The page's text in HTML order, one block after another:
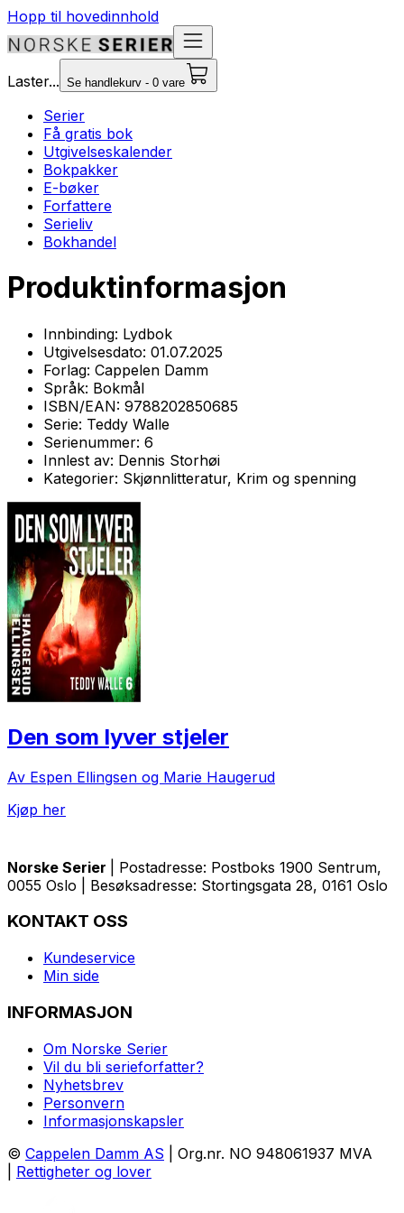
Hopp til hovedinnhold
Laster... Se handlekurv - 0 vare
Serier
Få gratis bok
Utgivelseskalender
Bokpakker
E-bøker
Forfattere
Serieliv
Bokhandel
Produktinformasjon
Innbinding: Lydbok
Utgivelsesdato: 01.07.2025
Forlag: Cappelen Damm
Språk: Bokmål
ISBN/EAN: 9788202850685
Serie: Teddy Walle
Serienummer: 6
Innlest av: Dennis Storhøi
Kategorier: Skjønnlitteratur, Krim og spenning
Den som lyver stjeler
Av Espen Ellingsen og Marie Haugerud
Kjøp her
Norske Serier
| Postadresse: Postboks 1900 Sentrum,
0055 Oslo | Besøksadresse: Stortingsgata 28, 0161 Oslo
KONTAKT OSS
Kundeservice
Min side
INFORMASJON
Om Norske Serier
Vil du bli serieforfatter?
Nyhetsbrev
Personvern
Informasjonskapsler
© Cappelen Damm AS | Org.nr. NO 948061937 MVA
Rettigheter og lover